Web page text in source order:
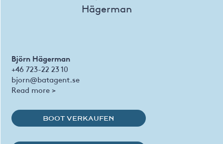
Björn Hägerman
+46 723-22 23 10
bjorn@batagent.se
Read more >
BOOT VERKAUFEN